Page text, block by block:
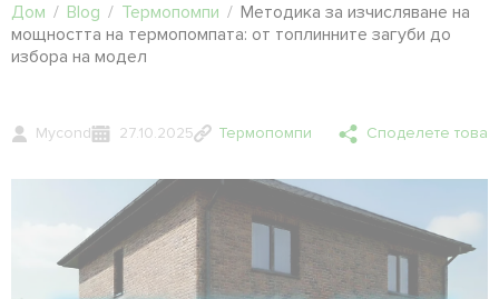
Дом / Blog / Термопомпи / Методика за изчисляване на
мощността на термопомпата: от топлинните загуби до
избора на модел
Mycond 27.10.2025 Термопомпи Споделете това